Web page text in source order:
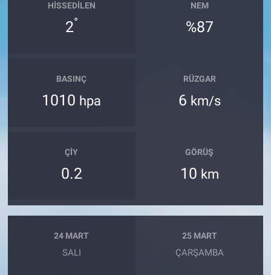
HISSEDILEN
2°
NEM
%87
BASINÇ
1010 hpa
RÜZGAR
6 km/s
ÇIY
0.2
GÖRÜŞ
10 km
24 MART
SALI
25 MART
ÇARŞAMBA